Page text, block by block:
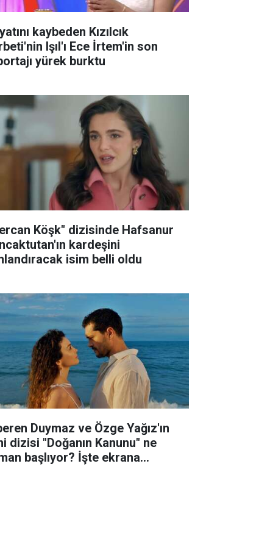
kaybeden Kızılcık
Işıl'ı Ece İrtem'in son
yürek burktu
Köşk" dizisinde Hafsanur
kardeşini
isim belli oldu
Duymaz ve Özge Yağız'ın
dizisi "Doğanın Kanunu" ne
başlıyor? İşte ekrana